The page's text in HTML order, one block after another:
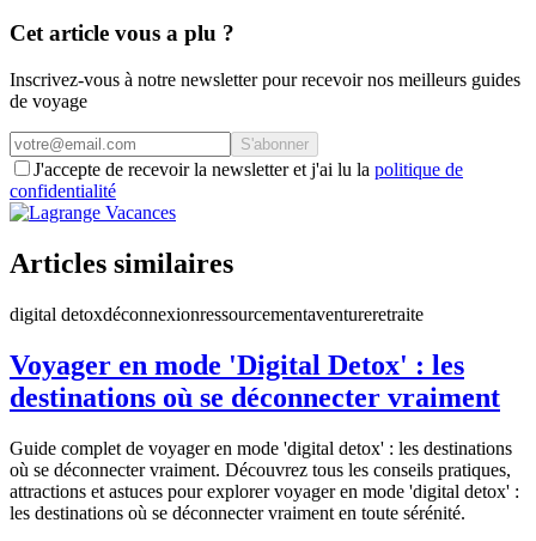
Cet article vous a plu ?
Inscrivez-vous à notre newsletter pour recevoir nos meilleurs guides
de voyage
S'abonner
J'accepte de recevoir la newsletter et j'ai lu la politique de
confidentialité
Articles similaires
digital detoxdéconnexionressourcementaventureretraite
Voyager en mode 'Digital Detox' : les
destinations où se déconnecter vraiment
Guide complet de voyager en mode 'digital detox' : les destinations
où se déconnecter vraiment. Découvrez tous les conseils pratiques,
attractions et astuces pour explorer voyager en mode 'digital detox' :
les destinations où se déconnecter vraiment en toute sérénité.